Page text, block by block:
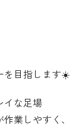
を目指します☀️
イな足場
業しやすく、